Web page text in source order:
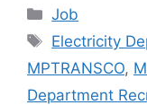
Categories
Job
Tags
Electricity
MPTRANSCO,
Department